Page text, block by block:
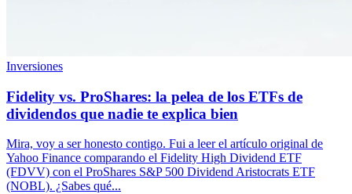
Inversiones
Fidelity vs. ProShares: la pelea de los ETFs de
dividendos que nadie te explica bien
Mira, voy a ser honesto contigo. Fui a leer el artículo original de
Yahoo Finance comparando el Fidelity High Dividend ETF
(FDVV) con el ProShares S&P 500 Dividend Aristocrats ETF
(NOBL). ¿Sabes qué...